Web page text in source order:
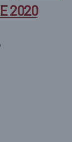
2020